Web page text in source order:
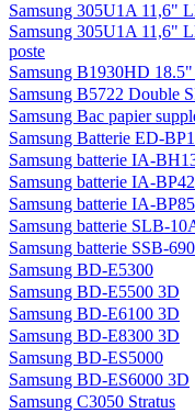
Samsung 305U1A 11,6"
Samsung 305U1A 11,6"
poste
Samsung B1930HD
Samsung B5722 Double
Samsung Bac papier
Samsung Batterie ED-
Samsung batterie IA-
Samsung batterie IA-
Samsung batterie IA-
Samsung batterie SLB-
Samsung batterie SSB-
Samsung BD-E5300
Samsung BD-E5500 3D
Samsung BD-E6100 3D
Samsung BD-E8300 3D
Samsung BD-ES5000
Samsung BD-ES6000 3D
Samsung C3050 Stratus